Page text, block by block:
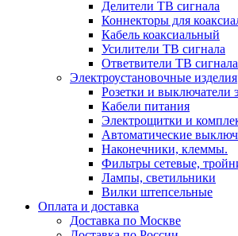
Делители ТВ сигнала
Коннекторы для
Кабель коаксиальный
Усилители ТВ сигнала
Ответвители ТВ сигнала
Электроустановочные изделия
Розетки и выключатели
Кабели питания
Электрощитки и
Автоматические
Наконечники, клеммы.
Фильтры сетевые,
Лампы, светильники
Вилки штепсельные
Оплата и доставка
Доставка по Москве